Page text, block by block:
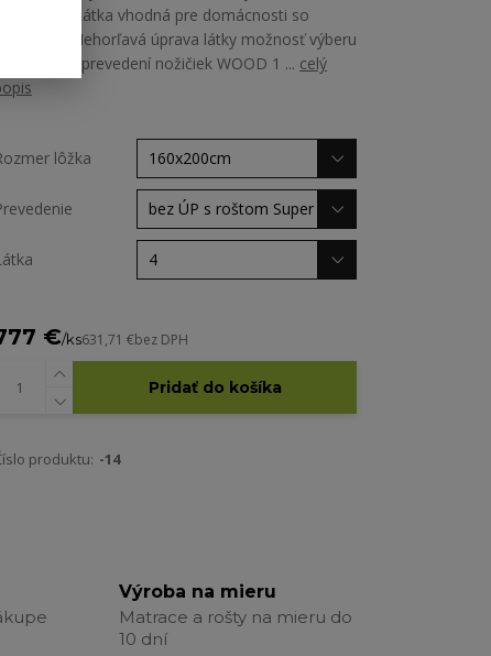
Martindale Látka vhodná pre domácnosti so
zvieratami Nehorľavá úprava látky možnosť výberu
zo všetkých prevedení nožičiek WOOD 1 ... celý
lôžka
€/ks631,71 €bez DPH
Pridať do košíka
produktu: -14
Výroba na mieru
Matrace a rošty na mieru do
10 dní